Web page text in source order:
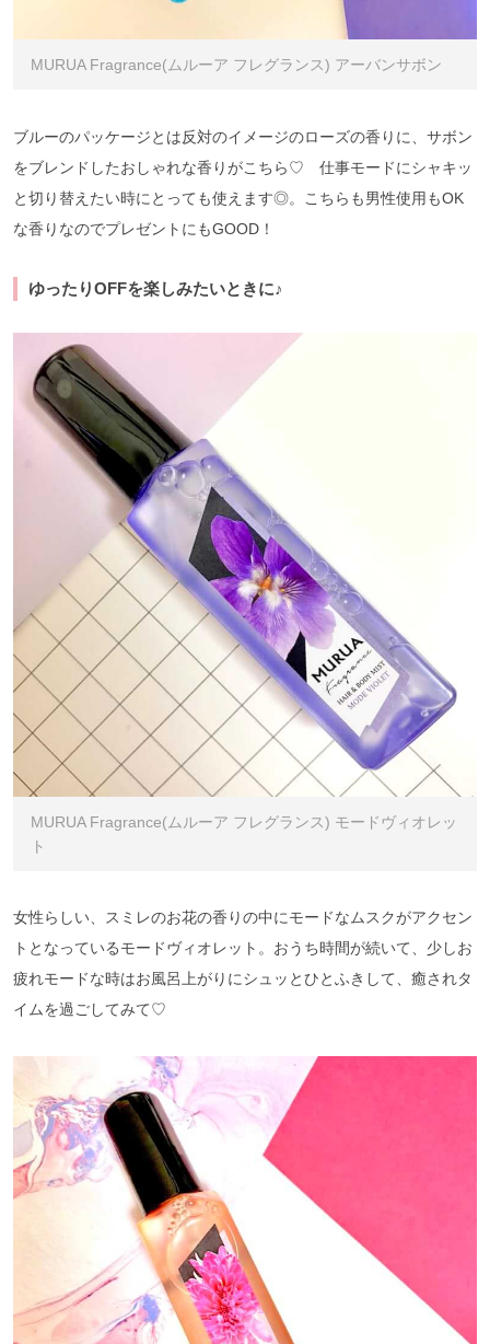
MURUA Fragrance(ムルーア フレグランス) アーバンサボン
ブルーのパッケージとは反対のイメージのローズの香りに、サボン
をブレンドしたおしゃれな香りがこちら♡ 仕事モードにシャキッ
と切り替えたい時にとっても使えます◎。こちらも男性使用もOK
な香りなのでプレゼントにもGOOD！
ゆったりOFFを楽しみたいときに♪
MURUA Fragrance(ムルーア フレグランス) モードヴィオレッ
ト
女性らしい、スミレのお花の香りの中にモードなムスクがアクセン
トとなっているモードヴィオレット。おうち時間が続いて、少しお
疲れモードな時はお風呂上がりにシュッとひとふきして、癒されタ
イムを過ごしてみて♡